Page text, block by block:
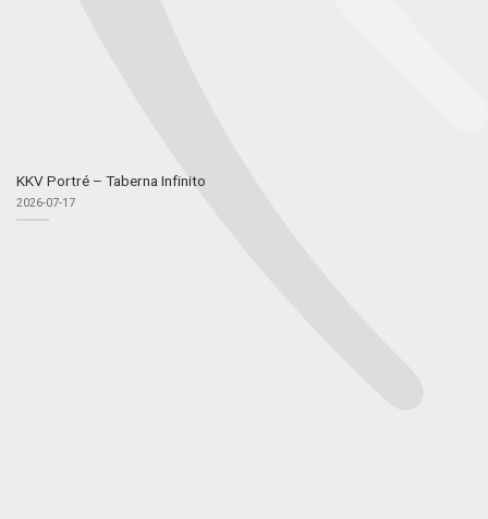
KKV Portré – Taberna Infinito
2026-07-17